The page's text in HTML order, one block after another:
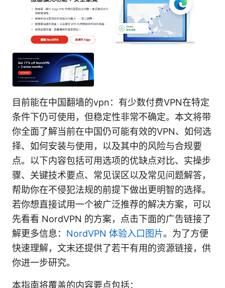
目前能在中国翻墙的vpn：有少数付费VPN在特定
条件下仍可使用，但稳定性非常不确定。本文将带
你全面了解当前在中国仍可能有效的VPN、如何选
择、如何安装与使用，以及其中的风险与合规要
点。以下内容包括可用选项的优缺点对比、实操步
骤、关键技术要点、常见误区以及常见问题解答，
帮助你在不侵犯法规的前提下做出更明智的选择。
若你想直接试用一个被广泛推荐的解决方案，可以
先看看 NordVPN 的方案，点击下面的广告链接了
解更多信息： NordVPN 体验入口图片。为了方便
快速理解，文末还提供了若干有用的资源链接，供
你进一步研究。
本指南将覆盖的内容要点包括：